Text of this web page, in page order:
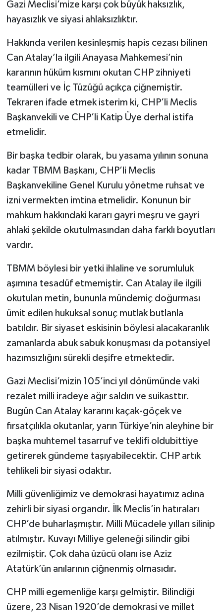
Gazi Meclisi’mize karşı çok büyük haksızlık,
hayasızlık ve siyasi ahlaksızlıktır.
Hakkında verilen kesinleşmiş hapis cezası bilinen
Can Atalay’la ilgili Anayasa Mahkemesi’nin
kararının hüküm kısmını okutan CHP zihniyeti
teamülleri ve İç Tüzüğü açıkça çiğnemiştir.
Tekraren ifade etmek isterim ki, CHP’li Meclis
Başkanvekili ve CHP’li Katip Üye derhal istifa
etmelidir.
Bir başka tedbir olarak, bu yasama yılının sonuna
kadar TBMM Başkanı, CHP’li Meclis
Başkanvekiline Genel Kurulu yönetme ruhsat ve
izni vermekten imtina etmelidir. Konunun bir
mahkum hakkındaki kararı gayri meşru ve gayri
ahlaki şekilde okutulmasından daha farklı boyutları
vardır.
TBMM böylesi bir yetki ihlaline ve sorumluluk
aşımına tesadüf etmemiştir. Can Atalay ile ilgili
okutulan metin, bununla mündemiç doğurması
ümit edilen hukuksal sonuç mutlak butlanla
batıldır. Bir siyaset eskisinin böylesi alacakaranlık
zamanlarda abuk sabuk konuşması da potansiyel
hazımsızlığını sürekli deşifre etmektedir.
Gazi Meclisi’mizin 105’inci yıl dönümünde vaki
rezalet milli iradeye ağır saldırı ve suikasttır.
Bugün Can Atalay kararını kaçak-göçek ve
fırsatçılıkla okutanlar, yarın Türkiye’nin aleyhine bir
başka muhtemel tasarruf ve teklifi oldubittiye
getirerek gündeme taşıyabilecektir. CHP artık
tehlikeli bir siyasi odaktır.
Milli güvenliğimiz ve demokrasi hayatımız adına
zehirli bir siyasi organdır. İlk Meclis’in hatıraları
CHP’de buharlaşmıştır. Milli Mücadele yılları silinip
atılmıştır. Kuvayı Milliye geleneği silindir gibi
ezilmiştir. Çok daha üzücü olanı ise Aziz
Atatürk’ün anılarının çiğnenmiş olmasıdır.
CHP milli egemenliğe karşı gelmiştir. Bilindiği
üzere, 23 Nisan 1920’de demokrasi ve millet